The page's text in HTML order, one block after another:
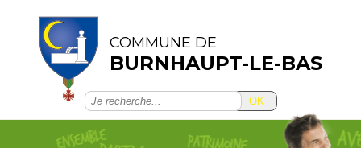
COMMUNE DE
BURNHAUPT-LE-BAS
OK